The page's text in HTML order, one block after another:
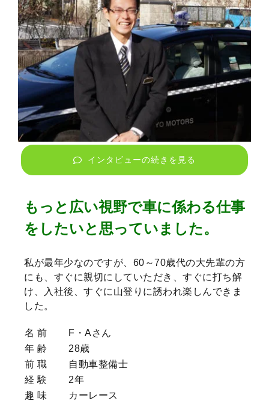
インタビューの続きを見る
もっと広い視野で車に係わる仕事
をしたいと思っていました。
私が最年少なのですが、60～70歳代の大先輩の方
にも、すぐに親切にしていただき、すぐに打ち解
け、入社後、すぐに山登りに誘われ楽しんできま
した。
名 前
F・Aさん
年 齢
28歳
前 職
自動車整備士
経 験
2年
趣 味
カーレース